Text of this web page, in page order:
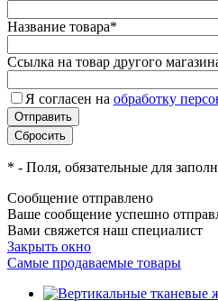
Название товара*
Ссылка на товар другого
Я согласен на обработку
* - Поля, обязательные для
Сообщение отправлено
Ваше сообщение успешно
Вами свяжется наш специалист
Закрыть окно
Самые продаваемые товары